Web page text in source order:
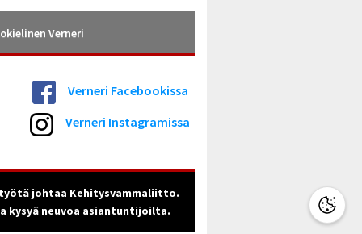
Verneri
Verneri Facebookissa
Verneri Instagramissa
johtaa Kehitysvammaliitto.
kysyä neuvoa asiantuntijoilta.